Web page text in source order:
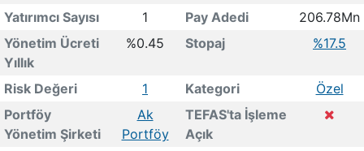
Yatırımcı Sayısı
1 Pay Adedi
206.78Mn
Yönetim Ücreti
Yıllık
%0.45 Stopaj %17.5
Risk Değeri 1 Kategori
Özel
Portföy
Yönetim Şirketi
Ak
Portföy
TEFAS'ta İşleme
Açık